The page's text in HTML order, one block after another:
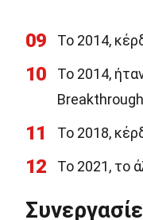
09 Το 2014,
10
Το 2014,
11 Το 2018,
12 Το 2021, το